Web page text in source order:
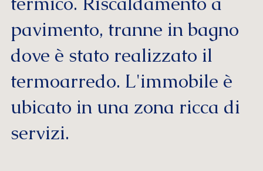
pavimento, tranne in bagno
dove è stato realizzato il
termoarredo. L'immobile è
ubicato in una zona ricca di
servizi.